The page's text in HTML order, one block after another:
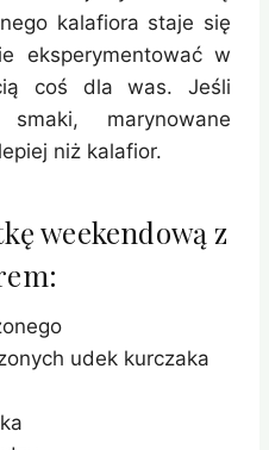
kalafiora staje się
eksperymentować w
coś dla was. Jeśli
marynowane
niż kalafior.
weekendową z
udek kurczaka